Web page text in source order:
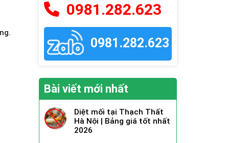
0981.282.623
0981.282.623
Bài viết mới nhất
Diệt mối tại Thạch Thất
Hà Nội | Bảng giá tốt nhất
2026